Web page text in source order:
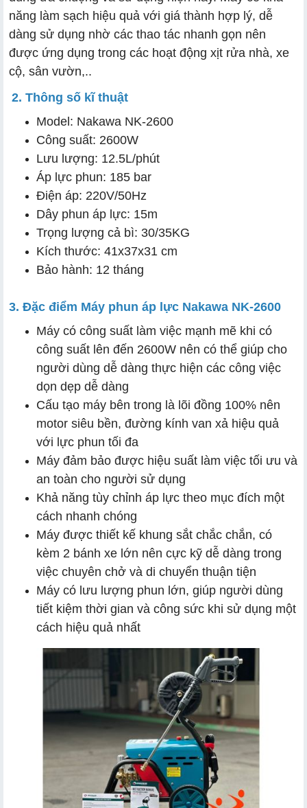
năng làm sạch hiệu quả với giá thành hợp lý, dễ
dàng sử dụng nhờ các thao tác nhanh gọn nên
được ứng dụng trong các hoạt động xịt rửa nhà, xe
cộ, sân vườn,..
2. Thông số kĩ thuật
Model: Nakawa NK-2600
Công suất: 2600W
Lưu lượng: 12.5L/phút
Áp lực phun: 185 bar
Điện áp: 220V/50Hz
Dây phun áp lực: 15m
Trọng lượng cả bì: 30/35KG
Kích thước: 41x37x31 cm
Bảo hành: 12 tháng
3. Đặc điểm Máy phun áp lực Nakawa NK-2600
Máy có công suất làm việc mạnh mẽ khi có
công suất lên đến 2600W nên có thể giúp cho
người dùng dễ dàng thực hiện các công việc
dọn dẹp dễ dàng
Cấu tạo máy bên trong là lõi đồng 100% nên
motor siêu bền, đường kính van xả hiệu quả
với lực phun tối đa
Máy đảm bảo được hiệu suất làm việc tối ưu và
an toàn cho người sử dụng
Khả năng tùy chỉnh áp lực theo mục đích một
cách nhanh chóng
Máy được thiết kế khung sắt chắc chắn, có
kèm 2 bánh xe lớn nên cực kỹ dễ dàng trong
việc chuyên chở và di chuyển thuận tiện
Máy có lưu lượng phun lớn, giúp người dùng
tiết kiệm thời gian và công sức khi sử dụng một
cách hiệu quả nhất